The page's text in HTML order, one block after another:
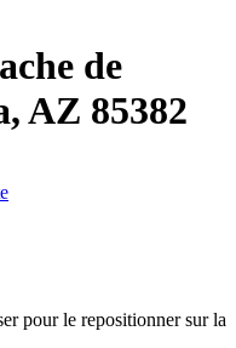
de
AZ 85382
pour le repositionner sur la